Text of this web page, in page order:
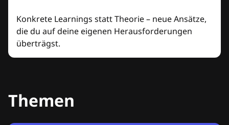
Konkrete Learnings statt Theorie – neue Ansätze,
die du auf deine eigenen Herausforderungen
überträgst.
Themen